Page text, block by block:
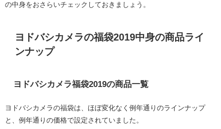
の中身をおさらいチェックしておきましょう。
ヨドバシカメラの福袋2019中身の商品ライ
ンナップ
ヨドバシカメラ福袋2019の商品一覧
ヨドバシカメラの福袋は、ほぼ変化なく例年通りのラインナップ
と、例年通りの価格で設定されていました。